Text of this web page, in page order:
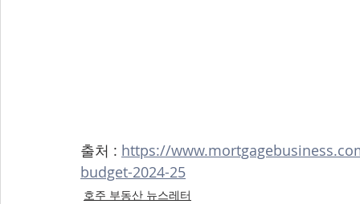
출처 : https://
budget-2024-25
호주 부동산 뉴스레터